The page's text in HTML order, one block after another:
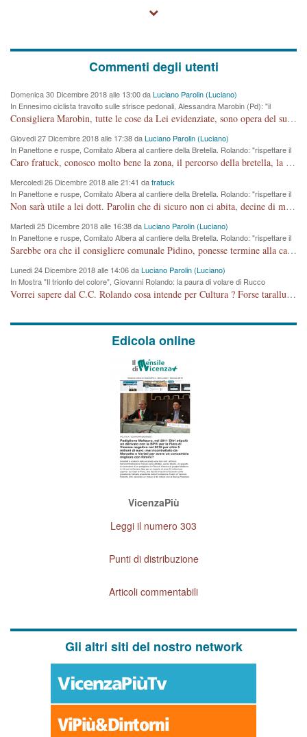
Commenti degli utenti
Domenica 30 Dicembre 2018 alle 13:00 daLuciano Parolin (Luciano)
In Ennesimo ciclista travolto sulle strisce pedonali, Alessandra Marobin (Pd): "il
Comune si svegli"
Consigliera Marobin, tutte le cose da Lei evidenziate, sono opera del suo ex Assessore e compagno di Partito Antonio Marco Dalla Pozza Assessore alla "progettazione" di piste ciclabili e altre porcherie. A lui manderei il conto da saldare per incidenti e danni alle persone. E' ora che "finiamola." Avete perso rassegnatevi. qui IL SINDACO RUCCO NON C'ENTRA PER NIENTE. CAPITO!!!!!!!! Amen.
Giovedi 27 Dicembre 2018 alle 17:38 daLuciano Parolin (Luciano)
In Panettone e ruspe, Comitato Albera al cantiere della Bretella. Rolando: "rispettare il
cronoprogramma"
Caro fratuck, conosco molto bene la zona, il percorso della bretella, la situazione dei cittadini, abito in Viale Trento. A partire dal 2003 ho partecipato al Comitato di Maddalene pro bretella, e a riunioni propositive per apportare modifiche al progetto. Numerose mie foto del territorio sono arrivate a Roma, altri miei interventi (non graditi dalla Sx) sono stati pubblicati dal GdV, assieme ad altri come Ciro Asproso, ora favorevole alla bretella. Ho partecipato alla raccolta firme per la chiusura della strada x 5 giorni eseguita dal Sindaco Hullwech per sforamento 180 Micro/g. Pertanto come impegno per la tematica sono apposto con la coscienza. Ora il Progetto è partito, fine! Voglio dire che la nuova Giunta "comunale" non c'entra più. L'opera sarà "malauguratamente" eseguita, ma non con il mio placet. Il Consigliere Comunale dovrebbe capire che la campagna elettorale è finita, con buona pace di tutti. Quello che invece dovrebbe interessare è la proprietà della strada, dall'uscita autostradale Ovest, sino alla Rotatoria dell'Albara, vi sono tre possessori: Autostrade SpA; La Provincia, il Comune. Come la mettiamo per il futuro ? I costi, da 50 sono saliti a 100 milioni di € come dire 20 milioni a KM (!) da non credere. Comunque si farà. Ma nessuno canti Vittoria, anzi meglio non farne un ulteriore fatto "partitico" per questioni elettorali o di seggio. Se mi manda la sua mail, sono disponibile ad inviare i documenti e le foto sopra descritte. Con ossequi, Luciano Parolin
Mercoledi 26 Dicembre 2018 alle 21:41 dafratuck
In Panettone e ruspe, Comitato Albera al cantiere della Bretella. Rolando: "rispettare il
cronoprogramma"
Non sarà utile a lei dott. Parolin che di sicuro non ci abita, decine di migliaia di TIR, automobili e padroncini che passano quotidianamente per una strada appena rotabile, non è più possibile stendere i panni, attraversare la strada senza rischiare la morte, le case stanno crepando, i tempi sono cambiati e la bretella non passerà assolutamente per maddalene (ma cosa sta a dire?!), dia invece responsabilità a chi ha costruito tagliando la strada che doveva invece terminare a isola vicentina e non al moracchino lasciando Motta di Costabissara ancora in panne di traffico. I tempi sono cambiati dottore e se l'anagrafe della vita stagna nell'essere umano impressioni conservatrici, la società non le considera perchè va avanti, si industrializza e ha bisogno di infrastrutture e di sviluppo. Ultima considerazione, se è geloso di Rolando perchè vede in lui solo campagne politiche mentre si difendono i SOLI diritti dei cittadini, la preghiamo faccia considerazioni più appropriate. Saluti e complimenti per i suoi scritti.
Martedi 25 Dicembre 2018 alle 16:38 daLuciano Parolin (Luciano)
In Panettone e ruspe, Comitato Albera al cantiere della Bretella. Rolando: "rispettare il
cronoprogramma"
Sarebbe ora che il consigliere comunale Pidino, ponesse termine alla campagna elettorale nel territorio del suo seggio Villaggio del Sole. La tiraca è iniziata, distruggerà 6 km di prateria ovest della città, ricca di fonti e sorgenti d'acqua. I cittadini di Maddalene non avranno più Pace la notte. Molta colpa per la costruzione di questa Strada è proprio del signor Rolando,dei suoi gazebo mobili e che vuol far passare questa opera VANDALICA come progetto "utile" a chi ? Non è cosa seria sig. Rolando!
Lunedi 24 Dicembre 2018 alle 14:06 daLuciano Parolin (Luciano)
In Mostra "Il trionfo del colore", Giovanni Rolando: la paura di volare di Rucco
Vorrei sapere dal C.C. Rolando cosa intende per Cultura ? Forse tarallucci, vino e sagre, o spaghetti tricolori del PD ? Il continuo (s)parlare della mostra a Palazzo Chiericati caro consigliere DANNEGGIA FORTEMENTE l'immagine della città TUTTA e fa deviare i consensi che in RUSSIA (badi bene ex U.R.S.S.) sono ECCELLENTI. A livello artistico l'evento è di alta Valenza culturale, COMPITO di Tutta la Cittadinanza fare il possibile per propagandare l'iniziativa senza farne UN CASO PARTITICO come fa Lei da sempre. Meno Gazebo + Partecipazione! E così sia. Amen.
Edicola online
VicenzaPiù
Leggi il numero 303
Punti di distribuzione
Articoli commentabili
Gli altri siti del nostro network